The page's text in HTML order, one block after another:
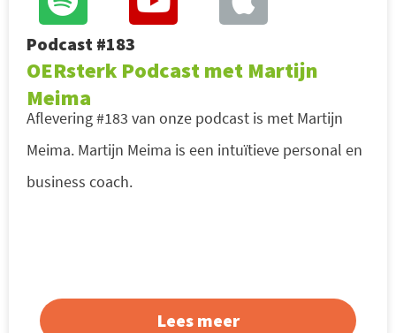
Podcast #183
OERsterk Podcast met Martijn
Meima
Aflevering #183 van onze podcast is met Martijn
Meima. Martijn Meima is een intuïtieve personal en
business coach.
Lees meer